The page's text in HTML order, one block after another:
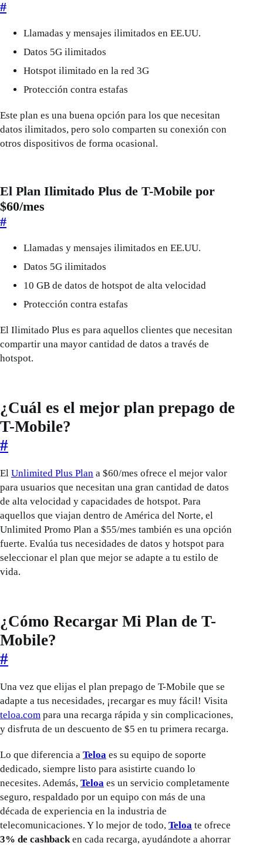
#
Llamadas y mensajes ilimitados en EE.UU.
Datos 5G ilimitados
Hotspot ilimitado en la red 3G
Protección contra estafas
Este plan es una buena opción para los que necesitan
datos ilimitados, pero solo comparten su conexión con
otros dispositivos de forma ocasional.
El Plan Ilimitado Plus de T-Mobile por
$60/mes
#
Llamadas y mensajes ilimitados en EE.UU.
Datos 5G ilimitados
10 GB de datos de hotspot de alta velocidad
Protección contra estafas
El Ilimitado Plus es para aquellos clientes que necesitan
compartir una mayor cantidad de datos a través de
hotspot.
¿Cuál es el mejor plan prepago de
T-Mobile?
#
El Unlimited Plus Plan a $60/mes ofrece el mejor valor
para usuarios que necesitan una gran cantidad de datos
de alta velocidad y capacidades de hotspot. Para
aquellos que viajan dentro de América del Norte, el
Unlimited Promo Plan a $55/mes también es una opción
fuerte. Evalúa tus necesidades de datos y hotspot para
seleccionar el plan que mejor se adapte a tu estilo de
vida.
¿Cómo Recargar Mi Plan de T-
Mobile?
#
Una vez que elijas el plan prepago de T-Mobile que se
adapte a tus necesidades, ¡recargar es muy fácil! Visita
teloa.com para una recarga rápida y sin complicaciones,
y disfruta de un descuento de $5 en tu primera recarga.
Lo que diferencia a Teloa es su equipo de soporte
dedicado, siempre listo para asistirte cuando lo
necesites. Además, Teloa es un servicio completamente
seguro, respaldado por un equipo con más de una
década de experiencia en la industria de
telecomunicaciones. Y lo mejor de todo, Teloa te ofrece
3% de cashbacken cada recarga, ayudándote a ahorrar